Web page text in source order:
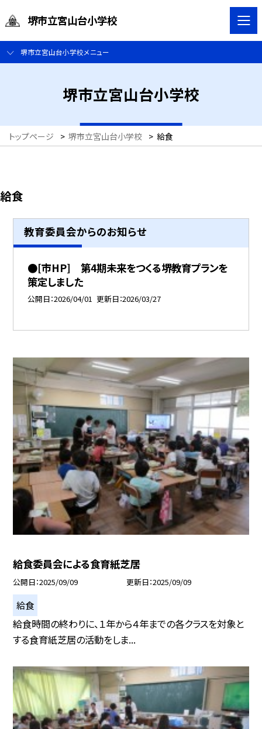
堺市立宮山台小学校
堺市立宮山台小学校メニュー
堺市立宮山台小学校
トップページ > 堺市立宮山台小学校 > 給食
給食
教育委員会からのお知らせ
●[市HP] 第4期未来をつくる堺教育プランを
策定しました
公開日 2026/04/01 更新日 2026/03/27
給食委員会による食育紙芝居
公開日 2025/09/09 更新日 2025/09/09
給食
給食時間の終わりに、１年から４年までの各クラスを対象と
する食育紙芝居の活動をしま...